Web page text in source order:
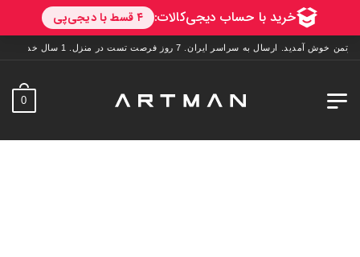
آمدید. ارسال به سراسر ایران. 7 روز فرصت تست در منزل. 1 سال خدمات پس از فروش.
0